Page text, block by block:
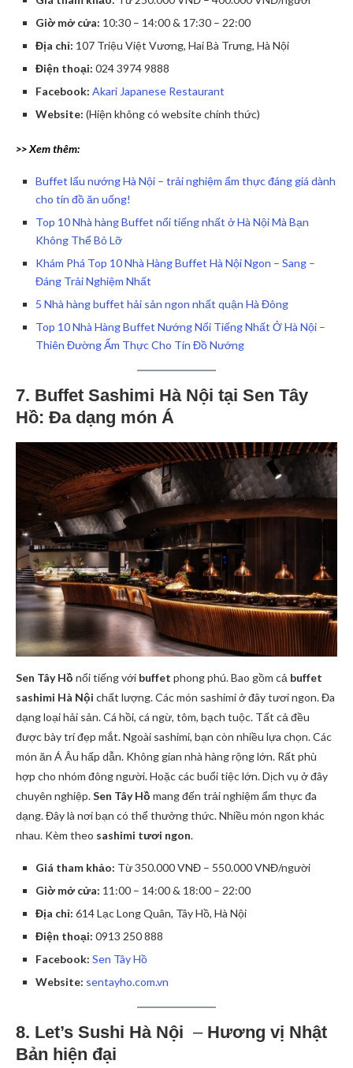
Giờ mở cửa: 10:30 – 14:00 & 17:30 – 22:00
Địa chỉ: 107 Triệu Việt Vương, Hai Bà Trưng, Hà Nội
Điện thoại: 024 3974 9888
Facebook: Akari Japanese Restaurant
Website: (Hiện không có website chính thức)
>> Xem thêm:
Buffet lẩu nướng Hà Nội – trải nghiệm ẩm thực đáng giá dành
cho tín đồ ăn uống!
Top 10 Nhà hàng Buffet nổi tiếng nhất ở Hà Nội Mà Bạn
Không Thể Bỏ Lỡ
Khám Phá Top 10 Nhà Hàng Buffet Hà Nội Ngon – Sang –
Đáng Trải Nghiệm Nhất
5 Nhà hàng buffet hải sản ngon nhất quận Hà Đông
Top 10 Nhà Hàng Buffet Nướng Nổi Tiếng Nhất Ở Hà Nội –
Thiên Đường Ẩm Thực Cho Tín Đồ Nướng
7. Buffet Sashimi Hà Nội tại Sen Tây
Hồ: Đa dạng món Á
Sen Tây Hồ nổi tiếng với buffet phong phú. Bao gồm cả buffet
sashimi Hà Nội chất lượng. Các món sashimi ở đây tươi ngon. Đa
dạng loại hải sản. Cá hồi, cá ngừ, tôm, bạch tuộc. Tất cả đều
được bày trí đẹp mắt. Ngoài sashimi, bạn còn nhiều lựa chọn. Các
món ăn Á Âu hấp dẫn. Không gian nhà hàng rộng lớn. Rất phù
hợp cho nhóm đông người. Hoặc các buổi tiệc lớn. Dịch vụ ở đây
chuyên nghiệp.Sen Tây Hồ mang đến trải nghiệm ẩm thực đa
dạng. Đây là nơi bạn có thể thưởng thức. Nhiều món ngon khác
nhau. Kèm theo sashimi tươi ngon.
Giá tham khảo: Từ 350.000 VNĐ – 550.000 VNĐ/người
Giờ mở cửa: 11:00 – 14:00 & 18:00 – 22:00
Địa chỉ: 614 Lạc Long Quân, Tây Hồ, Hà Nội
Điện thoại: 0913 250 888
Facebook: Sen Tây Hồ
Website: sentayho.com.vn
8. Let’s Sushi Hà Nội – Hương vị Nhật
Bản hiện đại